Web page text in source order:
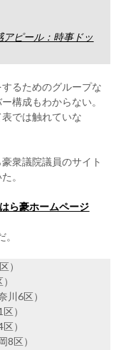
ピール：時事ドッ
るためのグループな
構成もわからない。
では触れていな
衆議院議員のサイト
。
ら豪ホームページ
6区）
）
）
区）